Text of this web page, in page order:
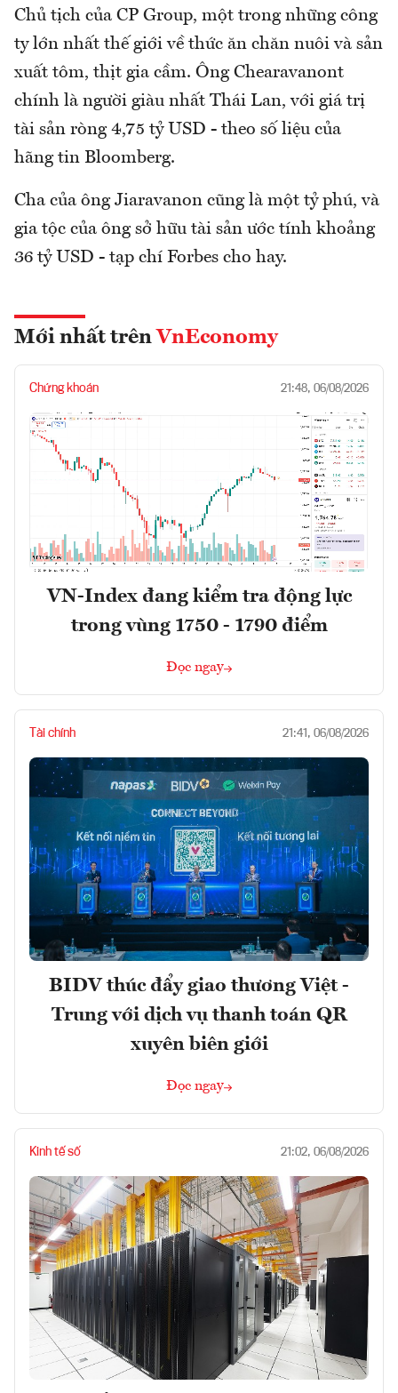
Chủ tịch của CP Group, một trong những công
ty lớn nhất thế giới về thức ăn chăn nuôi và sản
xuất tôm, thịt gia cầm. Ông Chearavanont
chính là người giàu nhất Thái Lan, với giá trị
tài sản ròng 4,75 tỷ USD - theo số liệu của
hãng tin Bloomberg.
Cha của ông Jiaravanon cũng là một tỷ phú, và
gia tộc của ông sở hữu tài sản ước tính khoảng
36 tỷ USD - tạp chí Forbes cho hay.
Mới nhất trên VnEconomy
Chứng khoán 21:48, 06/08/2026
VN-Index đang kiểm tra động lực
trong vùng 1750 - 1790 điểm
Đọc ngay
Tài chính 21:41, 06/08/2026
BIDV thúc đẩy giao thương Việt -
Trung với dịch vụ thanh toán QR
xuyên biên giới
Đọc ngay
Kinh tế số 21:02, 06/08/2026